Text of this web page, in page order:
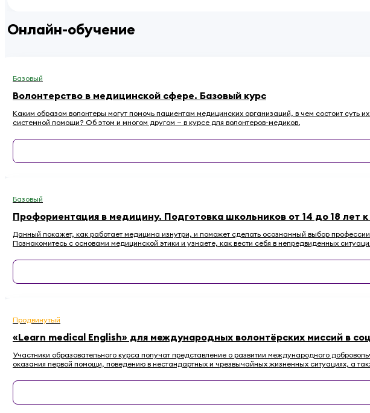
Онлайн-обучение
Базовый
Волонтерство в медицинской сфере. Базовый курс
Каким образом волонтеры могут помочь пациентам медицинских организаций, в чем состоит суть
системной помощи? Об этом и многом другом — в курсе для волонтеров-медиков.
Базовый
Профориентация в медицину. Подготовка школьников от 14 до 18 лет
Данный покажет, как работает медицина изнутри, и поможет сделать осознанный выбор
Познакомитесь с основами медицинской этики и узнаете, как вести себя в непредвиденных
Продвинутый
«Learn medical English» для международных волонтёрских миссий в
Участники образовательного курса получат представление о развитии международного
оказания первой помощи, поведению в нестандартных и чрезвычайных жизненных ситуациях, а